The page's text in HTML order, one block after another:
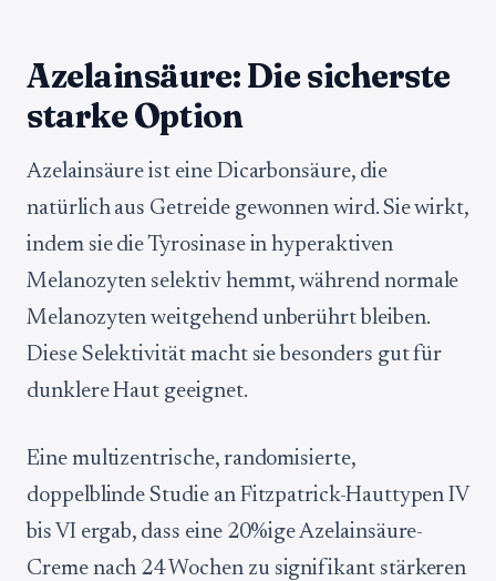
Azelainsäure: Die sicherste
starke Option
Azelainsäure ist eine Dicarbonsäure, die
natürlich aus Getreide gewonnen wird. Sie wirkt,
indem sie die Tyrosinase in hyperaktiven
Melanozyten selektiv hemmt, während normale
Melanozyten weitgehend unberührt bleiben.
Diese Selektivität macht sie besonders gut für
dunklere Haut geeignet.
Eine multizentrische, randomisierte,
doppelblinde Studie an Fitzpatrick-Hauttypen IV
bis VI ergab, dass eine 20%ige Azelainsäure-
Creme nach 24 Wochen zu signifikant stärkeren